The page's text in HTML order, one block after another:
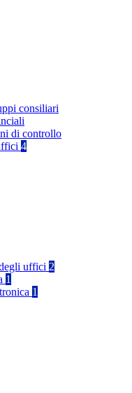
consiliari
di controllo
4
uffici 2
1
1